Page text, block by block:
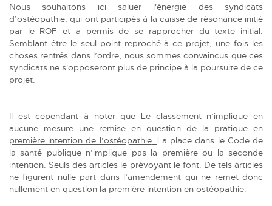
Nous souhaitons ici saluer l'énergie des syndicats
d’ostéopathie, qui ont participés à la caisse de résonance initié
par le ROF et a permis de se rapprocher du texte initial.
Semblant être le seul point reproché à ce projet, une fois les
choses rentrés dans l’ordre, nous sommes convaincus que ces
syndicats ne s'opposeront plus de principe à la poursuite de ce
projet.
Il estcependant à noter que Le classement n’implique en
aucune mesure une remise en question de la pratique en
première intention de l’ostéopathie. La place dans le Code de
la santé publique n’implique pas la première ou la seconde
intention. Seuls des articles le prévoyant le font. De tels articles
ne figurent nulle part dans l’amendement qui ne remet donc
nullement en question la première intention en ostéopathie.